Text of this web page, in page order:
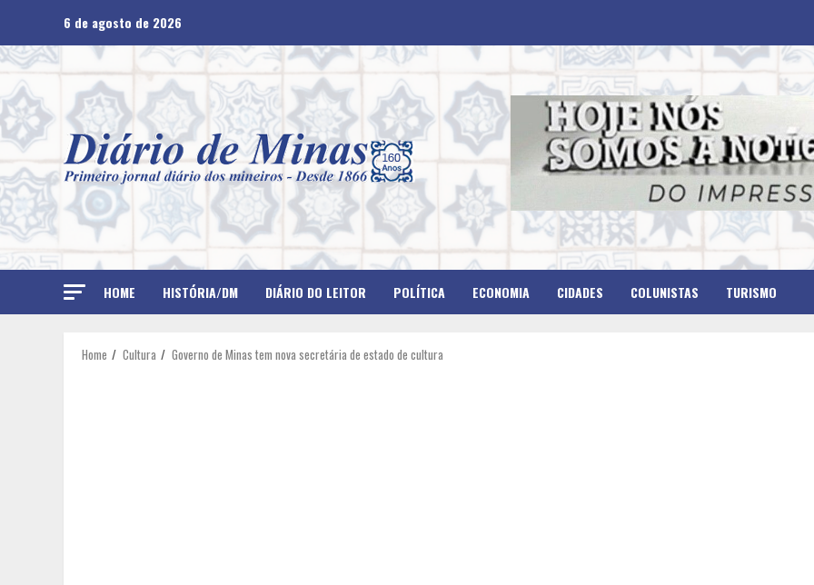
content
6 de agosto de 2026
HOME HISTÓRIA/DM DIÁRIO DO LEITOR POLÍTICA ECONOMIA CIDADES COLUNISTAS TURISMO
Home Cultura Governo de Minas tem nova secretária de estado de cultura